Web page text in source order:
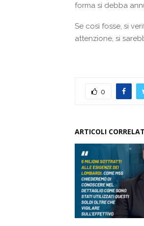
forma si debba
Se così fosse, si
attenzione, si
0
ARTICOLI